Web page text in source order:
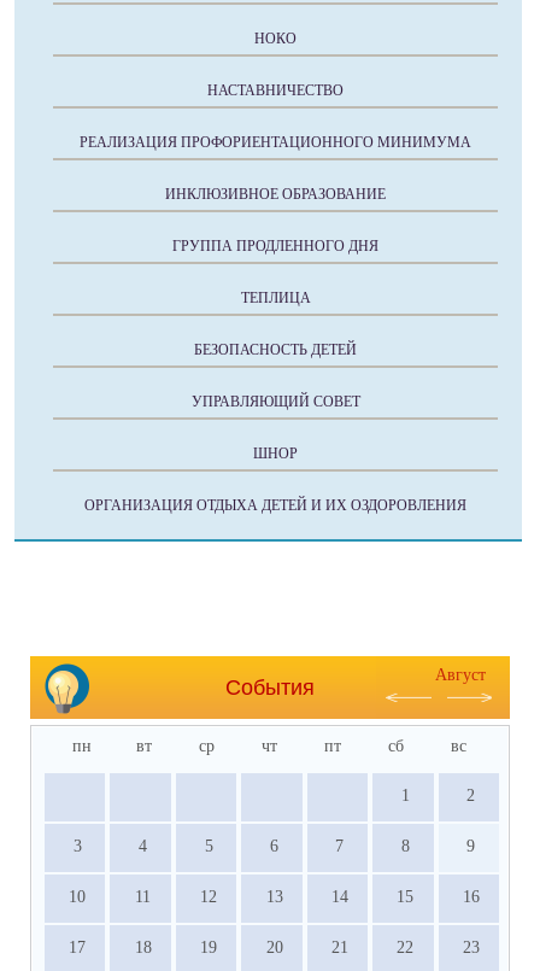
НОКО
НАСТАВНИЧЕСТВО
РЕАЛИЗАЦИЯ ПРОФОРИЕНТАЦИОННОГО МИНИМУМА
ИНКЛЮЗИВНОЕ ОБРАЗОВАНИЕ
ГРУППА ПРОДЛЕННОГО ДНЯ
ТЕПЛИЦА
БЕЗОПАСНОСТЬ ДЕТЕЙ
УПРАВЛЯЮЩИЙ СОВЕТ
ШНОР
ОРГАНИЗАЦИЯ ОТДЫХА ДЕТЕЙ И ИХ ОЗДОРОВЛЕНИЯ
События
Август
пн вт ср чт пт сб вс
1 2
3 4 5 6 7 8 9
10 11 12 13 14 15 16
17 18 19 20 21 22 23